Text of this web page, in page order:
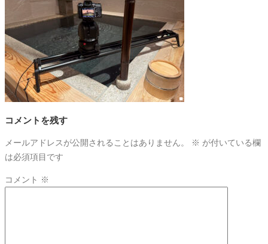
コメントを残す
メールアドレスが公開されることはありません。 ※ が付いている欄
は必須項目です
コメント ※